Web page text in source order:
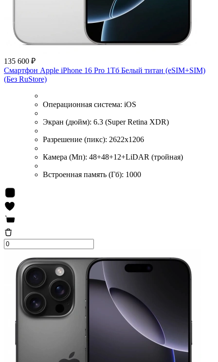
135 600 ₽
Смартфон Apple iPhone 16 Pro 1Тб Белый титан (eSIM+SIM)
(Без RuStore)
Операционная система: iOS
Экран (дюйм): 6.3 (Super Retina XDR)
Разрешение (пикс): 2622x1206
Камера (Мп): 48+48+12+LiDAR (тройная)
Встроенная память (Гб): 1000